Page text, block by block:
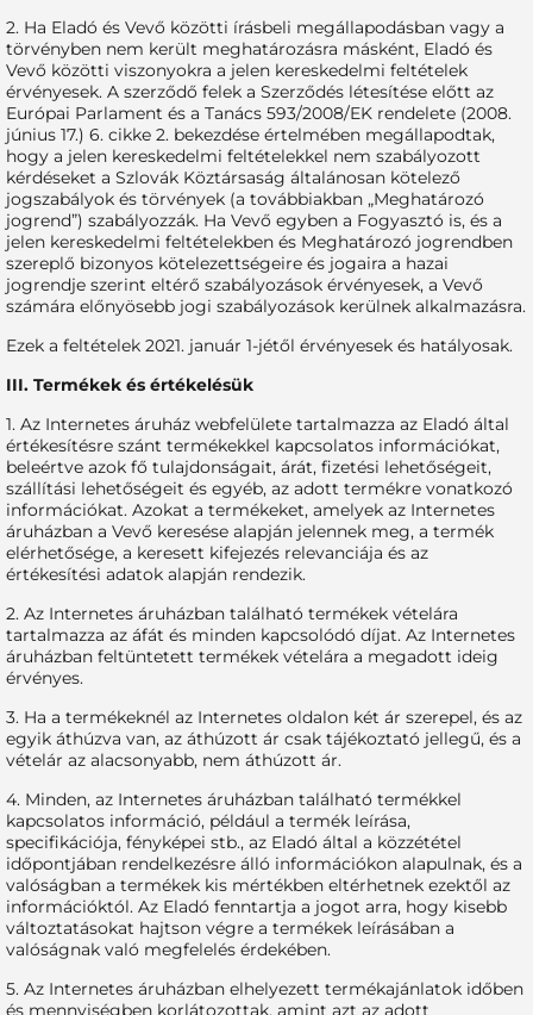
2. Ha Eladó és Vevő közötti írásbeli megállapodásban vagy a
törvényben nem került meghatározásra másként, Eladó és
Vevő közötti viszonyokra a jelen kereskedelmi feltételek
érvényesek. A szerződő felek a Szerződés létesítése előtt az
Európai Parlament és a Tanács 593/2008/EK rendelete (2008.
június 17.) 6. cikke 2. bekezdése értelmében megállapodtak,
hogy a jelen kereskedelmi feltételekkel nem szabályozott
kérdéseket a Szlovák Köztársaság általánosan kötelező
jogszabályok és törvények (a továbbiakban „Meghatározó
jogrend”) szabályozzák. Ha Vevő egyben a Fogyasztó is, és a
jelen kereskedelmi feltételekben és Meghatározó jogrendben
szereplő bizonyos kötelezettségeire és jogaira a hazai
jogrendje szerint eltérő szabályozások érvényesek, a Vevő
számára előnyösebb jogi szabályozások kerülnek alkalmazásra.
Ezek a feltételek 2021. január 1-jétől érvényesek és hatályosak.
III. Termékek és értékelésük
1. Az Internetes áruház webfelülete tartalmazza az Eladó által
értékesítésre szánt termékekkel kapcsolatos információkat,
beleértve azok fő tulajdonságait, árát, fizetési lehetőségeit,
szállítási lehetőségeit és egyéb, az adott termékre vonatkozó
információkat. Azokat a termékeket, amelyek az Internetes
áruházban a Vevő keresése alapján jelennek meg, a termék
elérhetősége, a keresett kifejezés relevanciája és az
értékesítési adatok alapján rendezik.
2. Az Internetes áruházban található termékek vételára
tartalmazza az áfát és minden kapcsolódó díjat. Az Internetes
áruházban feltüntetett termékek vételára a megadott ideig
érvényes.
3. Ha a termékeknél az Internetes oldalon két ár szerepel, és az
egyik áthúzva van, az áthúzott ár csak tájékoztató jellegű, és a
vételár az alacsonyabb, nem áthúzott ár.
4. Minden, az Internetes áruházban található termékkel
kapcsolatos információ, például a termék leírása,
specifikációja, fényképei stb., az Eladó által a közzététel
időpontjában rendelkezésre álló információkon alapulnak, és a
valóságban a termékek kis mértékben eltérhetnek ezektől az
információktól. Az Eladó fenntartja a jogot arra, hogy kisebb
változtatásokat hajtson végre a termékek leírásában a
valóságnak való megfelelés érdekében.
5. Az Internetes áruházban elhelyezett termékajánlatok időben
és mennyiségben korlátozottak, amint azt az adott